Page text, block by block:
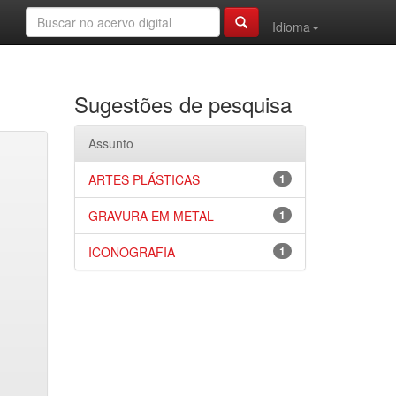
Idioma
Sugestões de pesquisa
Assunto
1
ARTES PLÁSTICAS
1
GRAVURA EM METAL
1
ICONOGRAFIA